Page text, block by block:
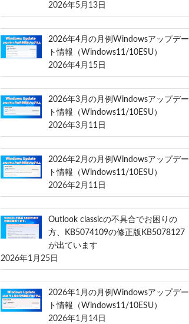
2026年5月13日
2026年4月の月例Windowsアップデー
ト情報（Windows11/10ESU）
2026年4月15日
2026年3月の月例Windowsアップデー
ト情報（Windows11/10ESU）
2026年3月11日
2026年2月の月例Windowsアップデー
ト情報（Windows11/10ESU）
2026年2月11日
Outlook classicの不具合でお困りの
方、KB5074109の修正版KB5078127
が出ています
2026年1月25日
2026年1月の月例Windowsアップデー
ト情報（Windows11/10ESU）
2026年1月14日